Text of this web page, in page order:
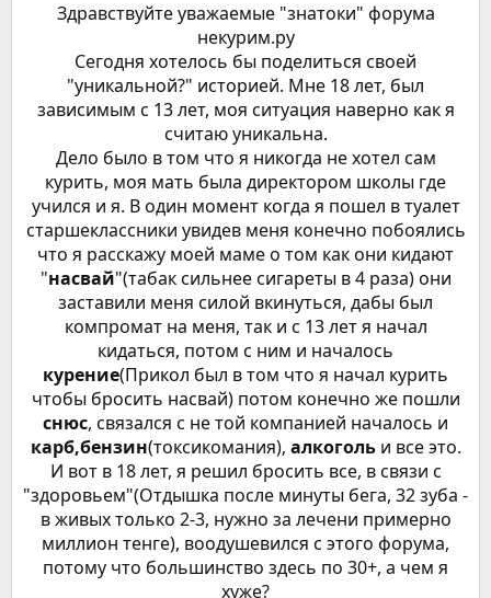
Здравствуйте уважаемые "знатоки" форума
некурим.ру
Сегодня хотелось бы поделиться своей
"уникальной?" историей. Мне 18 лет, был
зависимым с 13 лет, моя ситуация наверно как я
считаю уникальна.
Дело было в том что я никогда не хотел сам
курить, моя мать была директором школы где
учился и я. В один момент когда я пошел в туалет
старшеклассники увидев меня конечно побоялись
что я расскажу моей маме о том как они кидают
"насвай"(табак сильнее сигареты в 4 раза) они
заставили меня силой вкинуться, дабы был
компромат на меня, так и с 13 лет я начал
кидаться, потом с ним и началось
курение(Прикол был в том что я начал курить
чтобы бросить насвай) потом конечно же пошли
снюс, связался с не той компанией началось и
карб,бензин(токсикомания), алкоголь и все это.
И вот в 18 лет, я решил бросить все, в связи с
"здоровьем"(Отдышка после минуты бега, 32 зуба -
в живых только 2-3, нужно за лечени примерно
миллион тенге), воодушевился с этого форума,
потому что большинство здесь по 30+, а чем я
хуже?